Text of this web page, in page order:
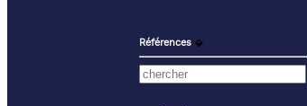
Références ⬙